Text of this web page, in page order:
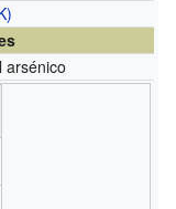
arsénico